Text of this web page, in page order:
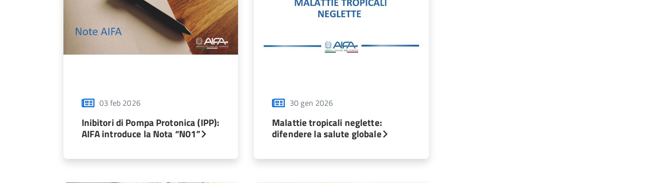
03 feb 2026
Inibitori di Pompa Protonica (IPP):
AIFA introduce la Nota “N01”
30 gen 2026
Malattie tropicali neglette:
difendere la salute globale